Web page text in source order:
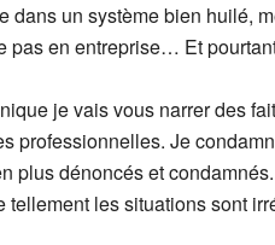
dans un système bien huilé,
pas en entreprise… Et
je vais vous narrer des
professionnelles. Je
plus dénoncés et
tellement les situations sont